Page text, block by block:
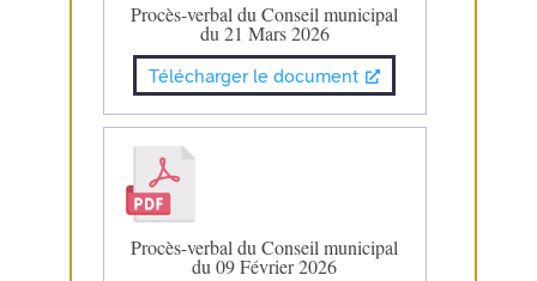
Procès-verbal du Conseil municipal
du 21 Mars 2026
Télécharger le document
Procès-verbal du Conseil municipal
du 09 Février 2026